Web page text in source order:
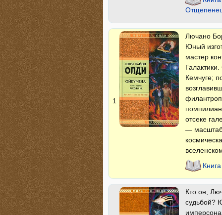
1
Лючано
Юный
мастер
Кемчуге;
отсеке
—
Кто он,
судьбой?